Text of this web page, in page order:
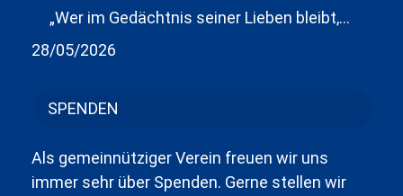
„Wer im Gedächtnis seiner Lieben bleibt,…
28/05/2026
SPENDEN
Als gemeinnütziger Verein freuen wir uns
immer sehr über Spenden. Gerne stellen wir